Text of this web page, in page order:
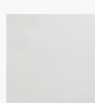
※数値は全て
※製品および
※製品画像の